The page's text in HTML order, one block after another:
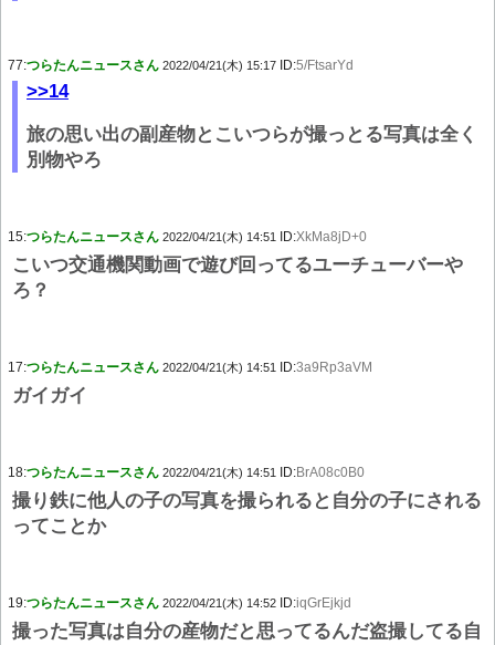
77:つらたんニュースさん 2022/04/21(木) 15:17 ID:5/FtsarYd
>>14
旅の思い出の副産物とこいつらが撮っとる写真は全く
別物やろ
15:つらたんニュースさん 2022/04/21(木) 14:51 ID:XkMa8jD+0
こいつ交通機関動画で遊び回ってるユーチューバーや
ろ？
17:つらたんニュースさん 2022/04/21(木) 14:51 ID:3a9Rp3aVM
ガイガイ
18:つらたんニュースさん 2022/04/21(木) 14:51 ID:BrA08c0B0
撮り鉄に他人の子の写真を撮られると自分の子にされる
ってことか
19:つらたんニュースさん 2022/04/21(木) 14:52 ID:iqGrEjkjd
撮った写真は自分の産物だと思ってるんだ盗撮してる自